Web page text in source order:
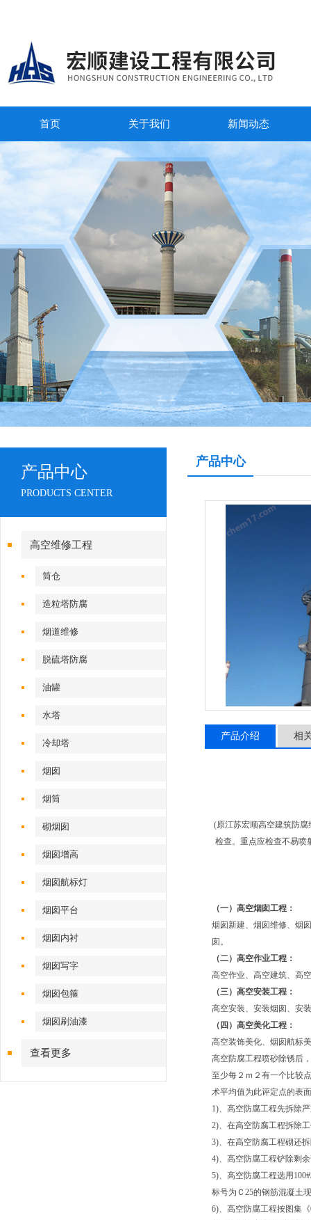
首页 关于我们 新闻动态
产品中心
PRODUCTS CENTER
高空维修工程
筒仓
造粒塔防腐
烟道维修
脱硫塔防腐
油罐
水塔
冷却塔
烟囱
烟筒
砌烟囱
烟囱增高
烟囱航标灯
烟囱平台
烟囱内衬
烟囱写字
烟囱包箍
烟囱刷油漆
查看更多
产品中心
产品介绍 相
(原江苏宏顺高空建筑防
检查。重点应检查不易喷
（一）高空烟囱工程：
烟囱新建、烟囱维修、烟
囱。
（二）高空作业工程：
高空作业、高空建筑、高
（三）高空安装工程：
高空安装、安装烟囱、安
（四）高空美化工程：
高空装饰美化、烟囱航标
高空防腐工程喷砂除锈后
至少每２ｍ２有一个比较
术平均值为此评定点的表
1)、高空防腐工程先拆除
2)、在高空防腐工程拆除
3)、在高空防腐工程砌还
4)、高空防腐工程铲除剩
5)、高空防腐工程选用
标号为Ｃ25的钢筋混凝土
6)、高空防腐工程按图集